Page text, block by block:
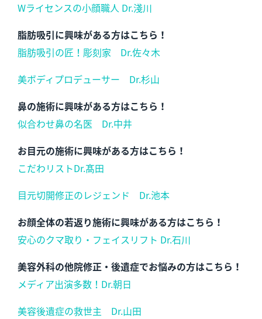
Wライセンスの小顔職人 Dr.淺川
脂肪吸引に興味がある方はこちら！
脂肪吸引の匠！彫刻家 Dr.佐々木
美ボディプロデューサー Dr.杉山
鼻の施術に興味がある方はこちら！
似合わせ鼻の名医 Dr.中井
お目元の施術に興味がある方はこちら！
こだわリストDr.髙田
目元切開修正のレジェンド Dr.池本
お顔全体の若返り施術に興味がある方はこちら！
安心のクマ取り・フェイスリフト Dr.石川
美容外科の他院修正・後遺症でお悩みの方はこちら！
メディア出演多数！Dr.朝日
美容後遺症の救世主 Dr.山田